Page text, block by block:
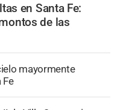
en Santa Fe:
de las
mayormente
Fe